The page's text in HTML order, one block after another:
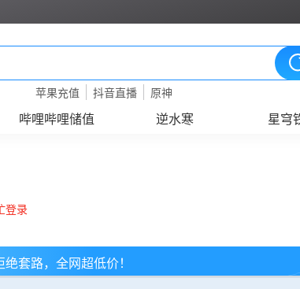
苹果充值 抖音直播 原神
哔哩哔哩储值 逆水寒
星穹
登录
绝套路，全网超低价！